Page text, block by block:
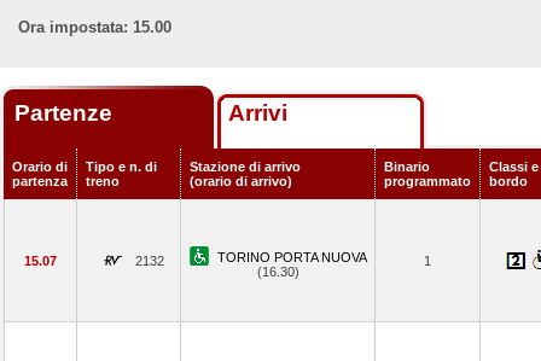
Ora impostata: 15.00
Partenze Arrivi
Orario di
partenza
Tipo e n. di
treno
Stazione di arrivo
(orario di arrivo)
Binario
programmato
Classi
bordo
15.07 2132
TORINO PORTA NUOVA
(16.30)
1